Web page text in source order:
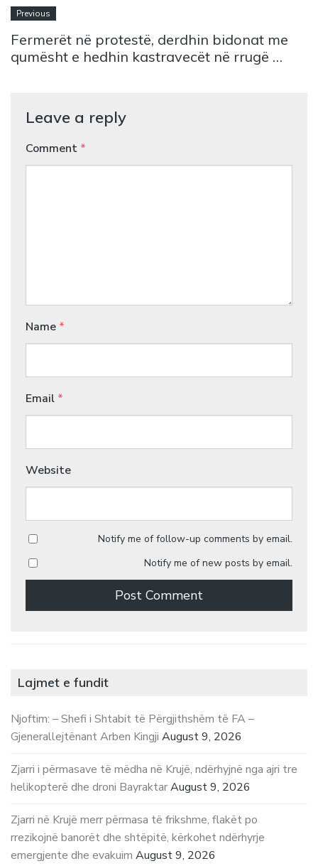
Previous
Fermerët në protestë, derdhin bidonat me
qumësht e hedhin kastravecët në rrugë …
Leave a reply
Comment *
Name *
Email *
Website
Notify me of follow-up comments by email.
Notify me of new posts by email.
Lajmet e fundit
Njoftim: – Shefi i Shtabit të Përgjithshëm të FA –
Gjenerallejtënant Arben Kingji August 9, 2026
Zjarri i përmasave të mëdha në Krujë, ndërhyjnë nga ajri tre
helikopterë dhe droni BayraktarAugust 9, 2026
Zjarri në Krujë merr përmasa të frikshme, flakët po
rrezikojnë banorët dhe shtëpitë, kërkohet ndërhyrje
emergjente dhe evakuim August 9, 2026